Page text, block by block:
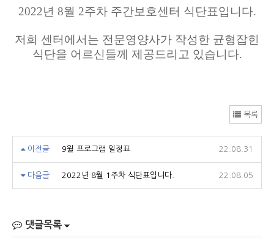
2022년 8월 2주차 주간보호센터 식단표입니다.
저희 센터에서는 전문영양사가 작성한 균형잡힌
식단을 어르신들께 제공드리고 있습니다.
목록
이전글 9월 프로그램 일정표 22.08.31
다음글 2022년 8월 1주차 식단표입니다. 22.08.05
댓글목록